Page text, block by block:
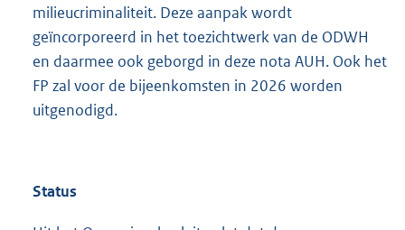
milieucriminaliteit. Deze aanpak wordt
geïncorporeerd in het toezichtwerk van de ODWH
en daarmee ook geborgd in deze nota AUH. Ook het
FP zal voor de bijeenkomsten in 2026 worden
uitgenodigd.
Status